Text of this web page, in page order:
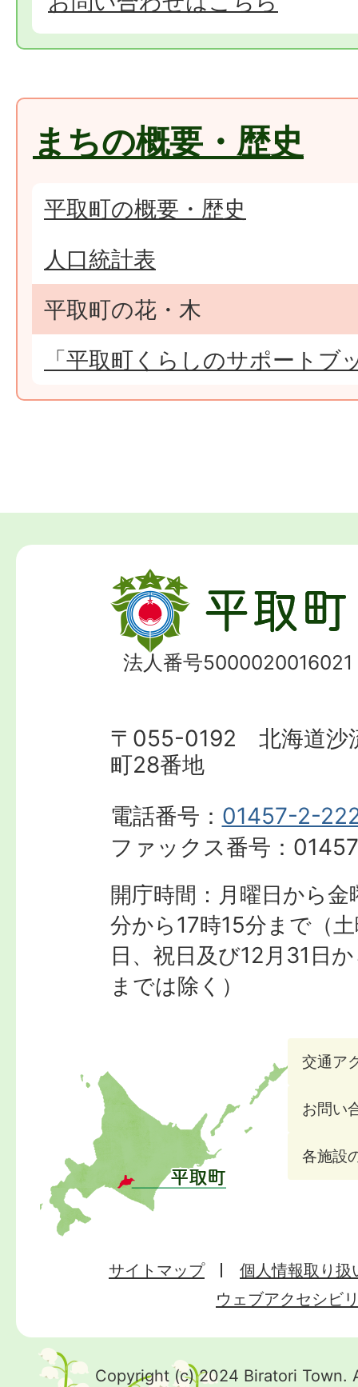
まちの概要・歴史
平取町の概要・歴史
人口統計表
平取町の花・木
「平取町くらしのサポートブ
法人番号5000020016021
〒055-0192 北海道沙
町28番地
電話番号： 01457-2-
ファックス番号：
開庁時間：月曜日から
分から17時15分まで（
日、祝日及び12月31日
までは除く）
交通ア
お問い
各施設
サイトマップ
個人情報取り扱
ウェブアクセシビ
Copyright (c) 2024 Biratori Town.